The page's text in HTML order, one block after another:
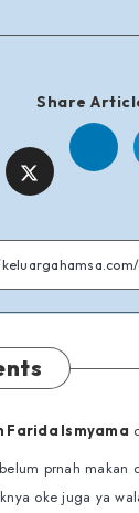
Share
Share
Twitter
Share
Farida Ismyama
prnah makan
oke juga ya